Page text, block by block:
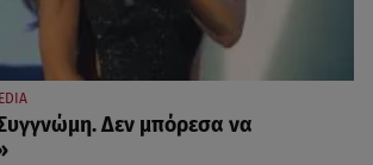
Δεν μπόρεσα να